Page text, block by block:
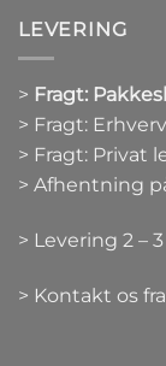
LEVERING
> Fragt:
> Fragt:
> Fragt: Privat
> Afhentning
> Levering 2 –
> Kontakt os